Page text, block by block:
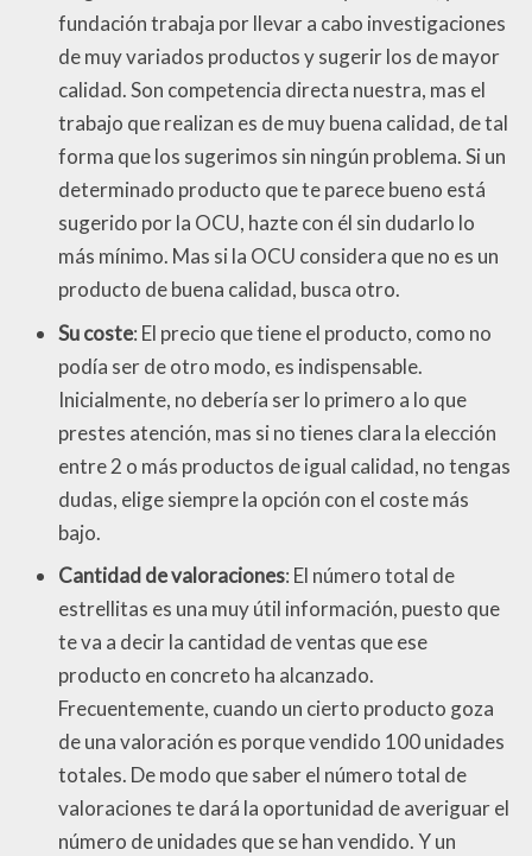
fundación trabaja por llevar a cabo investigaciones
de muy variados productos y sugerir los de mayor
calidad. Son competencia directa nuestra, mas el
trabajo que realizan es de muy buena calidad, de tal
forma que los sugerimos sin ningún problema. Si un
determinado producto que te parece bueno está
sugerido por la OCU, hazte con él sin dudarlo lo
más mínimo. Mas si la OCU considera que no es un
producto de buena calidad, busca otro.
Su coste: El precio que tiene el producto, como no
podía ser de otro modo, es indispensable.
Inicialmente, no debería ser lo primero a lo que
prestes atención, mas si no tienes clara la elección
entre 2 o más productos de igual calidad, no tengas
dudas, elige siempre la opción con el coste más
bajo.
Cantidad de valoraciones: El número total de
estrellitas es una muy útil información, puesto que
te va a decir la cantidad de ventas que ese
producto en concreto ha alcanzado.
Frecuentemente, cuando un cierto producto goza
de una valoración es porque vendido 100 unidades
totales. De modo que saber el número total de
valoraciones te dará la oportunidad de averiguar el
número de unidades que se han vendido. Y un